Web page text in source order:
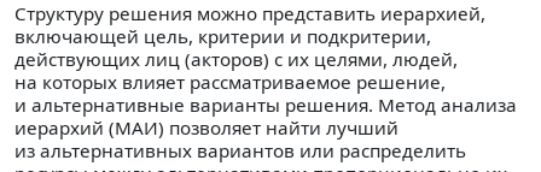
Структуру решения можно представить иерархией,
включающей цель, критерии и подкритерии,
действующих лиц (акторов) с их целями, людей,
на которых влияет рассматриваемое решение,
и альтернативные варианты решения. Метод анализа
иерархий (МАИ) позволяет найти лучший
из альтернативных вариантов или распределить